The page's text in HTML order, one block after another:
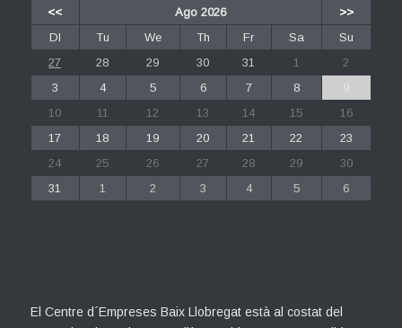
<< Ago 2026
>>
Dl
Tu We Th Fr Sa
Su
27
28 29 30 31 1
2
3
4 5 6 7 8
9
10
11 12 13 14 15
16
17
18 19 20 21 22
23
24
25 26 27 28 29
30
31
1 2 3 4 5 6
El Centre d´Empreses Baix Llobregat està al costat del